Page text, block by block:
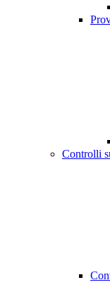
Controlli